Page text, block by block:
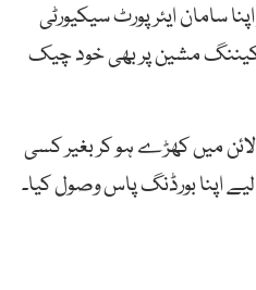
سامان ایئرپورٹ سیکیورٹی
مشین پر بھی خود چیک
میں کھڑے ہو کر بغیر کسی
اپنا بورڈنگ پاس وصول کیا۔